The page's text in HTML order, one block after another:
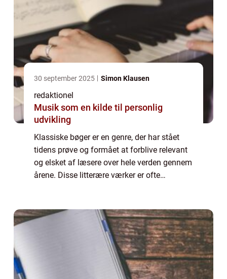
30 september 2025 Simon Klausen
redaktionel
Musik som en kilde til personlig
udvikling
Klassiske bøger er en genre, der har stået
tidens prøve og formået at forblive relevant
og elsket af læsere over hele verden gennem
årene. Disse litterære værker er ofte